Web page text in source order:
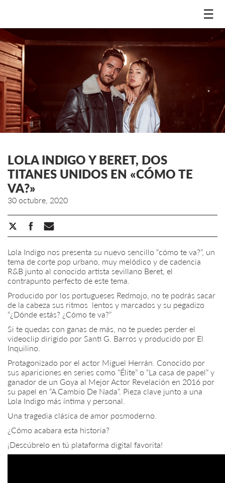
☰
LOLA INDIGO Y BERET, DOS
TITANES UNIDOS EN «CÓMO TE
VA?»
30 octubre, 2020
Lola Indigo nos presenta su nuevo sencillo “cómo te va?”, un
tema de corte pop urbano, muy melódico y de cadencia
R&B junto al conocido artista sevillano Beret, el
contrapunto perfecto de este tema.
Producido por los portugueses Redmojo, no te podrás sacar
de la cabeza sus ritmos lentos y marcados y su pegadizo
“¿Dónde estás? ¿Cómo te va?”
Si te quedas con ganas de más, no te puedes perder el
videoclip dirigido por Santi G. Barros y producido por El
Inquilino.
Protagonizado por el actor Miguel Herrán. Conocido por
sus apariciones en series como “Élite” o “La casa de papel” y
ganador de un Goya al Mejor Actor Revelación en 2016 por
su papel en “A Cambio De Nada”. Pieza clave junto a una
Lola Indigo más íntima y personal.
Una tragedia clásica de amor posmoderno.
¿Cómo acabara esta historia?
¡Descúbrelo en tú plataforma digital favorita!